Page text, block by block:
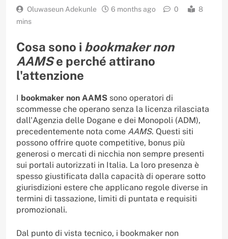
Oluwaseun Adekunle 6 months ago 0
8
mins
Cosa sono i bookmaker non
AAMSe perché attirano
l'attenzione
I bookmaker non AAMS sono operatori di
scommesse che operano senza la licenza rilasciata
dall'Agenzia delle Dogane e dei Monopoli (ADM),
precedentemente nota come AAMS. Questi siti
possono offrire quote competitive, bonus più
generosi o mercati di nicchia non sempre presenti
sui portali autorizzati in Italia. La loro presenza è
spesso giustificata dalla capacità di operare sotto
giurisdizioni estere che applicano regole diverse in
termini di tassazione, limiti di puntata e requisiti
promozionali.
Dal punto di vista tecnico, i bookmaker non